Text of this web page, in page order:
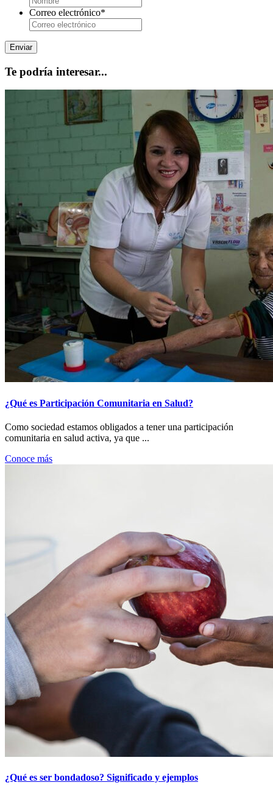
Correo electrónico*
Te podría interesar...
¿Qué es Participación Comunitaria en Salud?
Como sociedad estamos obligados a tener una participación
comunitaria en salud activa, ya que ...
Conoce más
¿Qué es ser bondadoso? Significado y ejemplos